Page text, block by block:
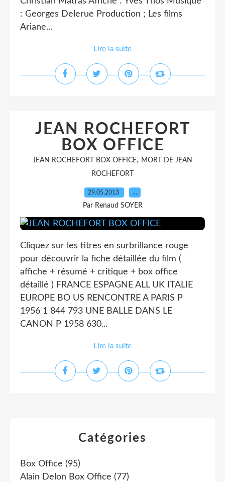
: Georges Delerue Production ; Les films
Ariane...
Lire la suite
JEAN ROCHEFORT
BOX OFFICE
JEAN ROCHEFORT BOX OFFICE, MORT DE JEAN
ROCHEFORT
29.05.2013 …
Par Renaud SOYER
Cliquez sur les titres en surbrillance rouge
pour découvrir la fiche détaillée du film (
affiche + résumé + critique + box office
détaillé ) FRANCE ESPAGNE ALL UK ITALIE
EUROPE BO US RENCONTRE A PARIS P
1956 1 844 793 UNE BALLE DANS LE
CANON P 1958 630...
Lire la suite
Catégories
Box Office (95)
Alain Delon Box Office (77)